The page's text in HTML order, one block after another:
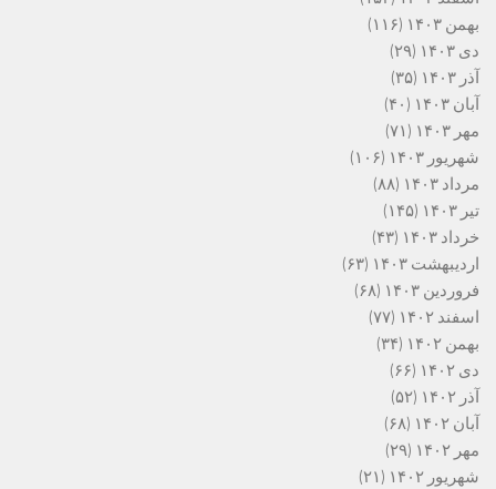
بهمن ۱۴۰۳
(۱۱۶)
دی ۱۴۰۳
(۲۹)
آذر ۱۴۰۳
(۳۵)
آبان ۱۴۰۳
(۴۰)
مهر ۱۴۰۳
(۷۱)
شهریور ۱۴۰۳
(۱۰۶)
مرداد ۱۴۰۳
(۸۸)
تیر ۱۴۰۳
(۱۴۵)
خرداد ۱۴۰۳
(۴۳)
اردیبهشت ۱۴۰۳
(۶۳)
فروردین ۱۴۰۳
(۶۸)
اسفند ۱۴۰۲
(۷۷)
بهمن ۱۴۰۲
(۳۴)
دی ۱۴۰۲
(۶۶)
آذر ۱۴۰۲
(۵۲)
آبان ۱۴۰۲
(۶۸)
مهر ۱۴۰۲
(۲۹)
شهریور ۱۴۰۲
(۲۱)